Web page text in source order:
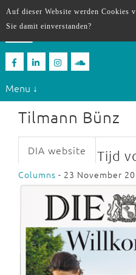
Menu ↓
Tilmann Bünz
DIA website Tijd
Columns - 23 November
Auf dieser Website werden Cookies
Sie damit einverstanden?